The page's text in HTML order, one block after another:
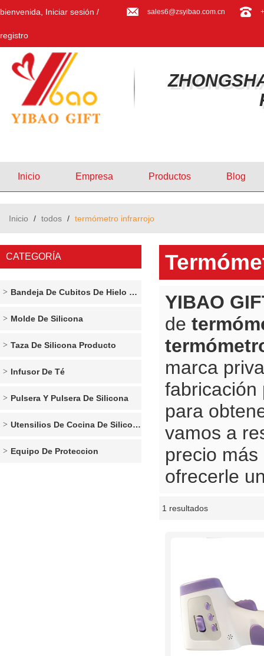
bienvenida, Iniciar sesión /
registro
sales6@zsyibao.com.cn
Inicio Empresa Productos Blog
Inicio / todos / termómetro infrarrojo
CATEGORÍA
Bandeja De Cubitos De Hielo De Silicona
Molde De Silicona
Taza De Silicona Producto
Infusor De Té
Pulsera Y Pulsera De Silicona
Utensilios De Cocina De Silicona
Equipo De Proteccion
YIBAO
de
marca
fabricación
para
vamos a
precio
ofrecerle
1 resultados